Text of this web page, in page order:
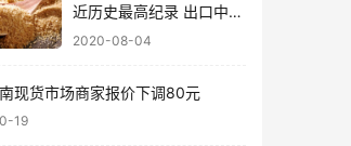
近历史最高纪录 出口中国
超40万吨
2020-08-04
现货市场商家报价下调80元
19